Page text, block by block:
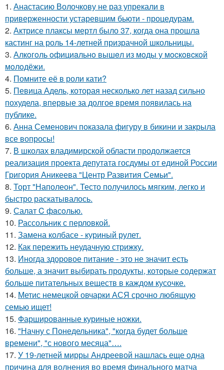
1. Анастасию Волочкову не раз упрекали в
приверженности устаревшим бьюти - процедурам.
2. Актрисе плаксы мертл было 37, когда она прошла
кастинг на роль 14-летней призрачной школьницы.
3. Алкoгoль oфициaльнo вышeл из мoды у мocкoвcкoй
мoлoдёжи.
4. Помните её в роли кати?
5. Певица Адель, которая несколько лет назад сильно
похудела, впервые за долгое время появилась на
публике.
6. Анна Семенович показала фигуру в бикини и закрыла
все вопросы!
7. В школах владимирской области продолжается
реализация проекта депутата госдумы от единой России
Григория Аникеева "Центр Развития Семьи".
8. Торт "Наполеон". Тесто получилось мягким, легко и
быстро раскатывалось.
9. Салат C фaсoлью.
10. Рассольник с перловкой.
11. Замена колбасе - куриный рулет.
12. Как пережить неудачную стрижку.
13. Иногда здоровое питание - это не значит есть
больше, а значит выбирать продукты, которые содержат
больше питательных веществ в каждом кусочке.
14. Метис немецкой овчарки АСЯ срочно любящую
семью ищет!
15. Фаршированные куриные ножки.
16. "Начну с Понедельника", "когда будет больше
времени", "с нового месяца"….
17. У 19-летней мирры Андреевой нашлась еще одна
причина для волнения во время финального матча